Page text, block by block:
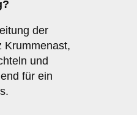
der
Krummenast,
und
für ein